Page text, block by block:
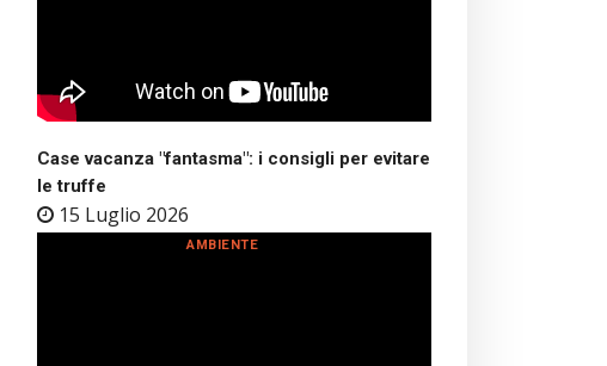
Case vacanza "fantasma": i consigli per evitare
le truffe
15 Luglio 2026
AMBIENTE